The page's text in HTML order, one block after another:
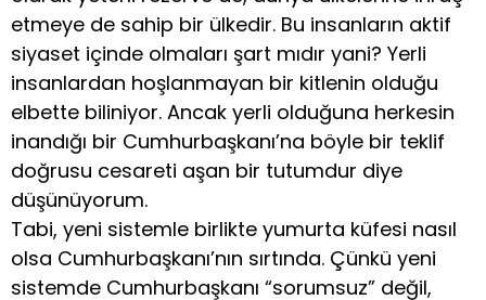
etmeye de sahip bir ülkedir. Bu insanların aktif
siyaset içinde olmaları şart mıdır yani? Yerli
insanlardan hoşlanmayan bir kitlenin olduğu
elbette biliniyor. Ancak yerli olduğuna herkesin
inandığı bir Cumhurbaşkanı’na böyle bir teklif
doğrusu cesareti aşan bir tutumdur diye
düşünüyorum.
Tabi, yeni sistemle birlikte yumurta küfesi nasıl
olsa Cumhurbaşkanı’nın sırtında. Çünkü yeni
sistemde Cumhurbaşkanı “sorumsuz” değil,